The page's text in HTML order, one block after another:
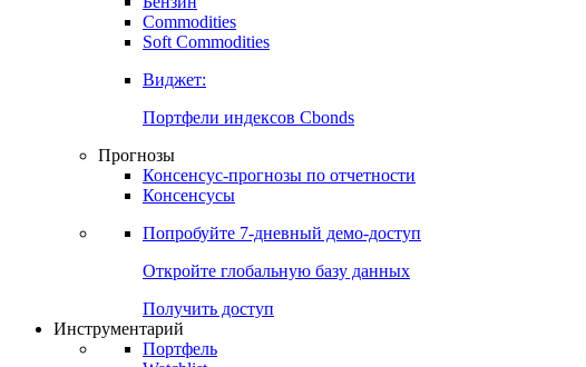
Commodities
Золото
Нефть
Бензин
Commodities
Soft Commodities
Виджет:
Портфели индексов Cbonds
Прогнозы
Консенсус-прогнозы по отчетности
Консенсусы
Попробуйте7-дневный
Откройте глобальную базу данных